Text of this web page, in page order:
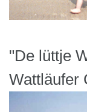
"De lüttje
Wattläufer